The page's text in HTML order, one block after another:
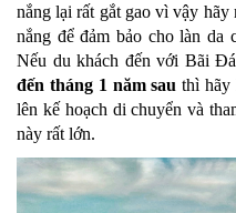
nắng lại rất gắt gao vì vậy hãy
nắng để đảm bảo cho làn da
Nếu du khách đến với Bãi
đến tháng 1 năm sau thì hãy
lên kế hoạch di chuyển và
này rất lớn.